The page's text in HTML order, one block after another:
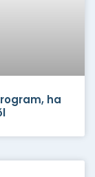
ha